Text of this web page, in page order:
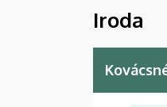
Iroda